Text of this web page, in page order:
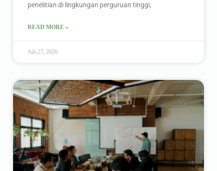
penelitian di lingkungan perguruan tinggi,
READ MORE »
Juli 27, 2026